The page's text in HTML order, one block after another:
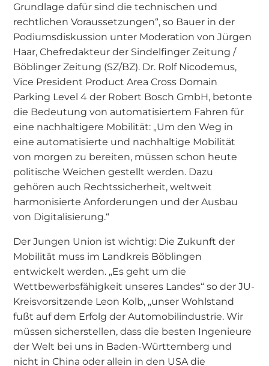
Grundlage dafür sind die technischen und
rechtlichen Voraussetzungen“, so Bauer in der
Podiumsdiskussion unter Moderation von Jürgen
Haar, Chefredakteur der Sindelfinger Zeitung /
Böblinger Zeitung (SZ/BZ). Dr. Rolf Nicodemus,
Vice President Product Area Cross Domain
Parking Level 4 der Robert Bosch GmbH, betonte
die Bedeutung von automatisiertem Fahren für
eine nachhaltigere Mobilität: „Um den Weg in
eine automatisierte und nachhaltige Mobilität
von morgen zu bereiten, müssen schon heute
politische Weichen gestellt werden. Dazu
gehören auch Rechtssicherheit, weltweit
harmonisierte Anforderungen und der Ausbau
von Digitalisierung.“
Der Jungen Union ist wichtig: Die Zukunft der
Mobilität muss im Landkreis Böblingen
entwickelt werden. „Es geht um die
Wettbewerbsfähigkeit unseres Landes“ so der JU-
Kreisvorsitzende Leon Kolb, „unser Wohlstand
fußt auf dem Erfolg der Automobilindustrie. Wir
müssen sicherstellen, dass die besten Ingenieure
der Welt bei uns in Baden-Württemberg und
nicht in China oder allein in den USA die